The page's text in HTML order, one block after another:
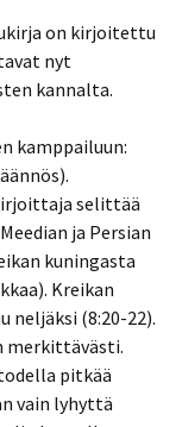
on kirjoitettu
nyt
kannalta.
kamppailuun:
selittää
ja Persian
kuningasta
Kreikan
neljäksi (8:20-22).
merkittävästi.
pitkää
vain lyhyttä